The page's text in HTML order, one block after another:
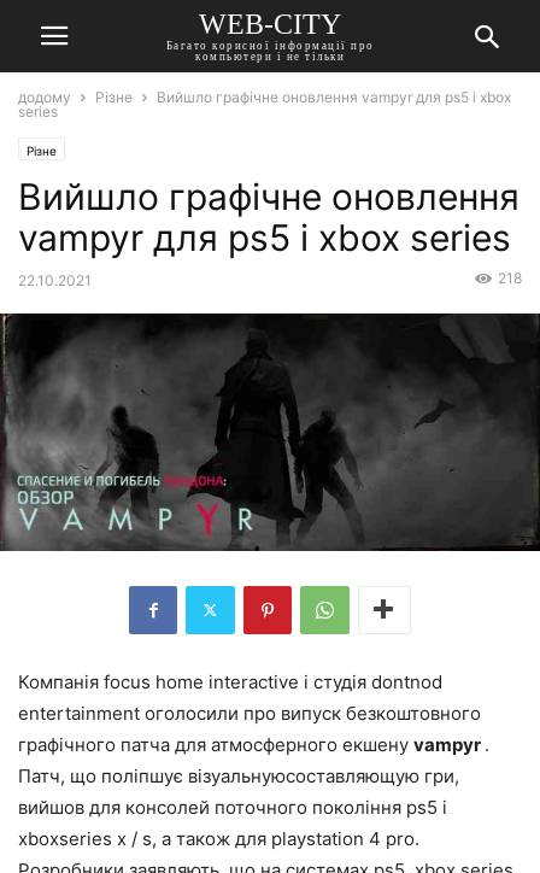
WEB-CITY
Багато корисної інформації про
компьютери і не тільки
додому Різне
Вийшло графічне оновлення vampyr для ps5 і xbox
series
Різне
Вийшло графічне оновлення
vampyr для ps5 і xbox series
22.10.2021 218
Компанія focus home interactive і студія dontnod
entertainment оголосили про випуск безкоштовного
графічного патча для атмосферного екшену vampyr .
Патч, що поліпшує візуальнуюсоставляющую гри,
вийшов для консолей поточного покоління ps5 і
xboxseries x / s, а також для playstation 4 pro.